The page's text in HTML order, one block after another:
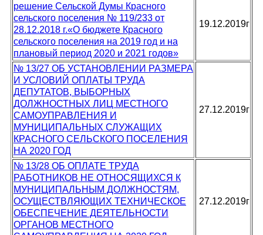
решение Сельской Думы Красного
сельского поселения № 119/233 от
28.12.2018 г.«О бюджете Красного
сельского поселения на 2019 год и на
плановый период 2020 и 2021 годов»
19.12.2019г
№ 13/27 ОБ УСТАНОВЛЕНИИ РАЗМЕРА
И УСЛОВИЙ ОПЛАТЫ ТРУДА
ДЕПУТАТОВ, ВЫБОРНЫХ
ДОЛЖНОСТНЫХ ЛИЦ МЕСТНОГО
САМОУПРАВЛЕНИЯ И
МУНИЦИПАЛЬНЫХ СЛУЖАЩИХ
КРАСНОГО СЕЛЬСКОГО ПОСЕЛЕНИЯ
НА 2020 ГОД
27.12.2019г
№ 13/28 ОБ ОПЛАТЕ ТРУДА
РАБОТНИКОВ НЕ ОТНОСЯЩИХСЯ К
МУНИЦИПАЛЬНЫМ ДОЛЖНОСТЯМ,
ОСУЩЕСТВЛЯЮЩИХ ТЕХНИЧЕСКОЕ
ОБЕСПЕЧЕНИЕ ДЕЯТЕЛЬНОСТИ
ОРГАНОВ МЕСТНОГО
27.12.2019г